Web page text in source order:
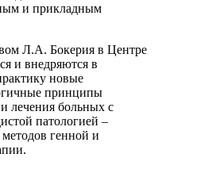
и прикладным
Л.А. Бокерия в Центре
и внедряются в
новые
принципы
лечения больных с
патологией –
генной и